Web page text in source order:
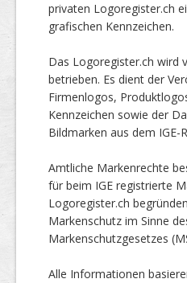
privaten Logoregister.ch
grafischen Kennzeichen.
Das Logoregister.ch wird
betrieben. Es dient der
Firmenlogos,
Kennzeichen sowie der
Bildmarken aus dem IGE-
Amtliche Markenrechte
für beim IGE registrierte
Logoregister.ch
Markenschutz im Sinne
Markenschutzgesetzes
Alle Informationen